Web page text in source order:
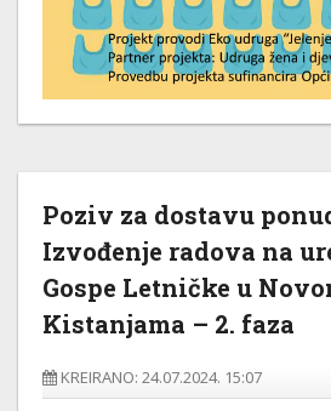
Poziv za dostavu
Izvođenje radova na
Gospe Letničke u
Kistanjama – 2. faza
KREIRANO: 24.07.2024. 15:07